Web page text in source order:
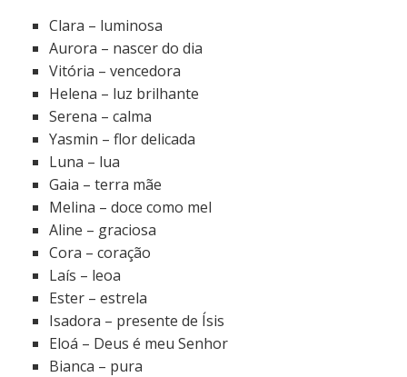
Clara – luminosa
Aurora – nascer do dia
Vitória – vencedora
Helena – luz brilhante
Serena – calma
Yasmin – flor delicada
Luna – lua
Gaia – terra mãe
Melina – doce como mel
Aline – graciosa
Cora – coração
Laís – leoa
Ester – estrela
Isadora – presente de Ísis
Eloá – Deus é meu Senhor
Bianca – pura